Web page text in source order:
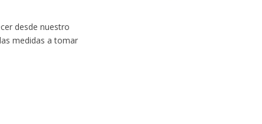
desde nuestro
medidas a tomar